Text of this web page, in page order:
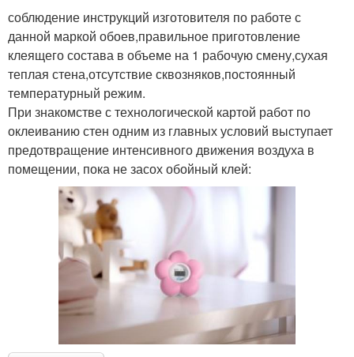
соблюдение инструкций изготовителя по работе с
данной маркой обоев,правильное приготовление
клеящего состава в объеме на 1 рабочую смену,сухая
теплая стена,отсутствие сквозняков,постоянный
температурный режим.
При знакомстве с технологической картой работ по
оклеиванию стен одним из главных условий выступает
предотвращение интенсивного движения воздуха в
помещении, пока не засох обойный клей: